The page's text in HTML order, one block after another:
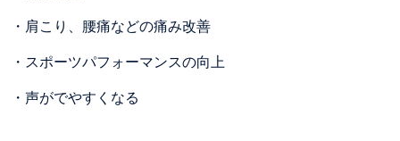
・肩こり、腰痛などの痛み改善
・スポーツパフォーマンスの向上
・声がでやすくなる